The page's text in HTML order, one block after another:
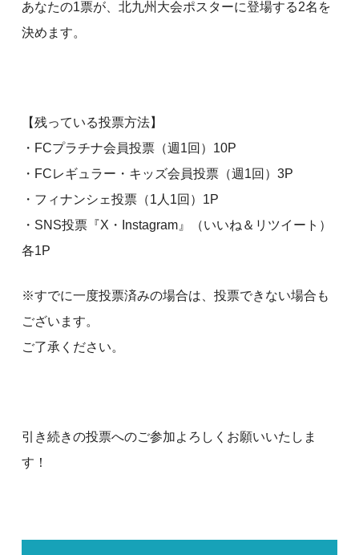
あなたの1票が、北九州大会ポスターに登場する2名を
決めます。
【残っている投票方法】
・FCプラチナ会員投票（週1回）10P
・FCレギュラー・キッズ会員投票（週1回）3P
・フィナンシェ投票（1人1回）1P
・SNS投票『X・Instagram』（いいね＆リツイート）
各1P
※すでに一度投票済みの場合は、投票できない場合も
ございます。
ご了承ください。
引き続きの投票へのご参加よろしくお願いいたしま
す！